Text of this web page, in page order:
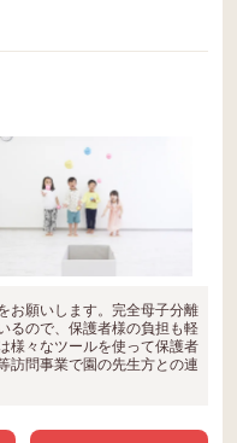
お願いします。完全母子分離
るので、保護者様の負担も軽
様々なツールを使って保護者
訪問事業で園の先生方との連